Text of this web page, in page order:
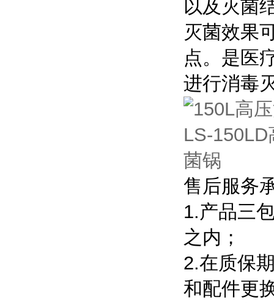
以及灭菌
灭菌效果
点。是医
进行消毒
售后服务
1.产品三
之内；
2.在质保
和配件更